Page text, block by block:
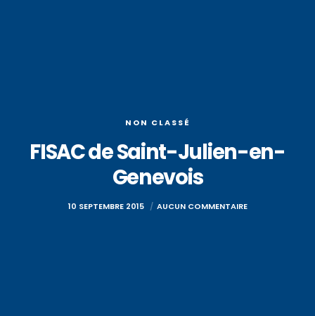
NON CLASSÉ
FISAC de Saint-Julien-en-
Genevois
10 SEPTEMBRE 2015 AUCUN COMMENTAIRE